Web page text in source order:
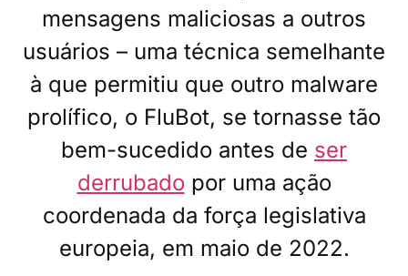
mensagens maliciosas a outros
usuários – uma técnica semelhante
à que permitiu que outro malware
prolífico, o FluBot, se tornasse tão
bem-sucedido antes de ser
derrubadopor uma ação
coordenada da força legislativa
europeia, em maio de 2022.